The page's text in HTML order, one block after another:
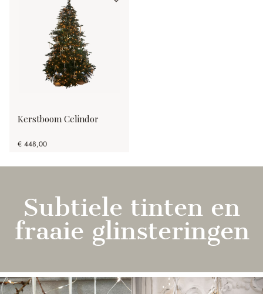
Kerstboom Celindor
€ 448,00
Subtiele tinten en
fraaie glinsteringen